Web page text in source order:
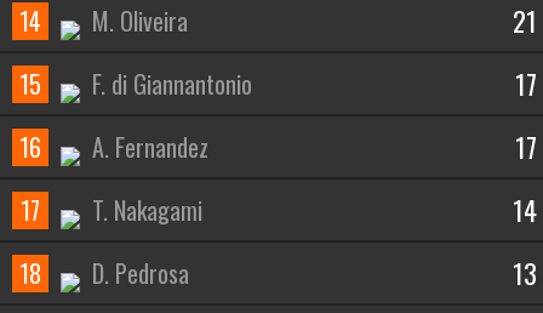
14 M. Oliveira 21
15 F. di Giannantonio 17
16 A. Fernandez 17
17 T. Nakagami 14
18 D. Pedrosa 13